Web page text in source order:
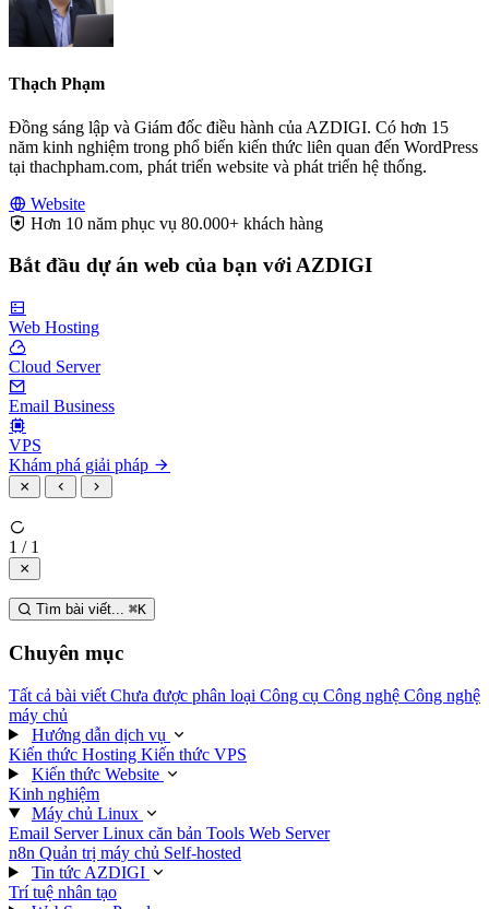
Thạch Phạm
Đồng sáng lập và Giám đốc điều hành của AZDIGI. Có hơn 15
năm kinh nghiệm trong phổ biến kiến thức liên quan đến WordPress
tại thachpham.com, phát triển website và phát triển hệ thống.
Website
Hơn 10 năm phục vụ 80.000+ khách hàng
Bắt đầu dự án web của bạn với AZDIGI
Web Hosting
Cloud Server
Email Business
VPS
Khám phá giải pháp
1 / 1
Tìm bài viết... ⌘K
Chuyên mục
Tất cả bài viết Chưa được phân loại Công cụ Công nghệ Công nghệ
máy chủ
Hướng dẫn dịch vụ
Kiến thức Hosting Kiến thức VPS
Kiến thức Website
Kinh nghiệm
Máy chủ Linux
Email ServerLinux căn bản Tools Web Server
n8n Quản trị máy chủ Self-hosted
Tin tức AZDIGI
Trí tuệ nhân tạo